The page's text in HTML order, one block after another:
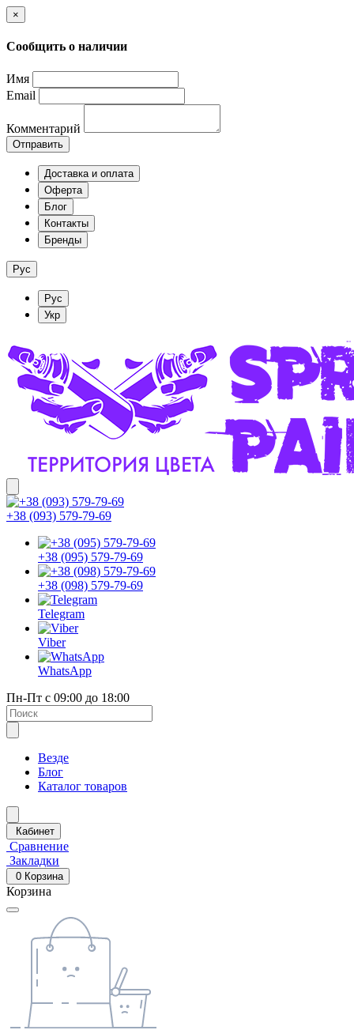
×
Сообщить о наличии
Имя
Email
Комментарий
Отправить
Доставка и оплата
Оферта
Блог
Контакты
Бренды
Рус
Рус
Укр
+38 (093) 579-79-69
+38 (095) 579-79-69
+38 (098) 579-79-69
Telegram
Viber
WhatsApp
Пн-Пт с 09:00 до 18:00
Везде
Блог
Каталог товаров
Кабинет
Сравнение
Закладки
0 Корзина
Корзина